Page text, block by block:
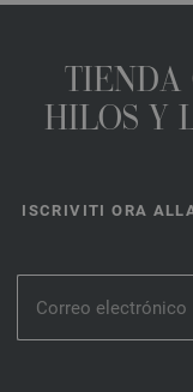
TIENDA
HILOS Y
ISCRIVITI ORA